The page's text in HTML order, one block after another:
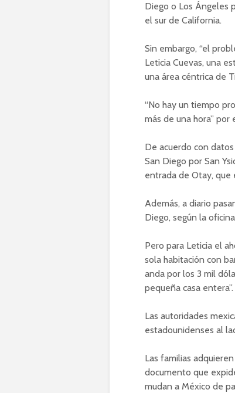
Diego o Los Ángeles
el sur de California.
Sin embargo, “el
Leticia Cuevas, una
una área céntrica de
“No hay un tiempo
más de una hora”
De acuerdo con
San Diego por San
entrada de Otay, que
Además, a diario
Diego, según la
Pero para Leticia el
sola habitación con
anda por los 3 mil
pequeña casa entera”.
Las autoridades
estadounidenses al
Las familias
documento que
mudan a México de